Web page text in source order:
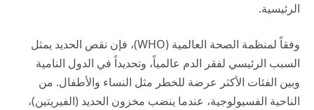
الرئيسية.
وفقاً لمنظمة الصحة العالمية (WHO)
، فإن نقص الحديد يمثل
السبب الرئيسي لفقر الدم عالمياً، وتحديداً في الدول النامية
وبين الفئات الأكثر عرضة للخطر مثل النساء والأطفال. من
الناحية الفسيولوجية، عندما ينضب مخزون الحديد (الفيريتين)،